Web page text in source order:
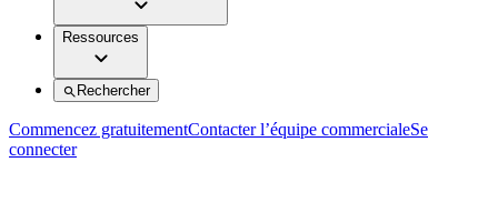
Ressources
Rechercher
Commencez gratuitementContacter l’équipe commercialeSe
connecter